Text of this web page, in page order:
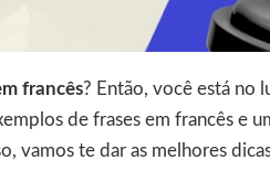
francês? Então, você está no
de frases em francês e
vamos te dar as melhores